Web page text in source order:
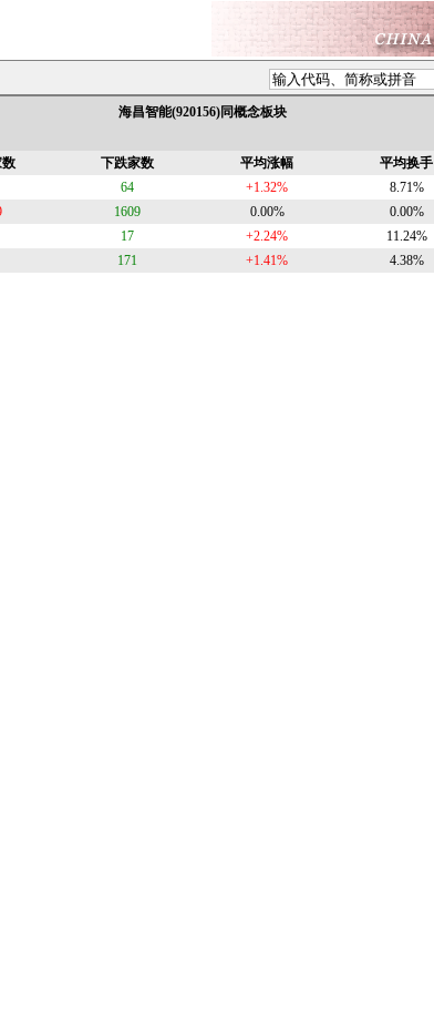
海昌智能(920156)同概念板块
下跌家数 平均涨幅 平均换手
64 +1.32% 8.71%
1609 0.00% 0.00%
17 +2.24% 11.24%
171 +1.41% 4.38%